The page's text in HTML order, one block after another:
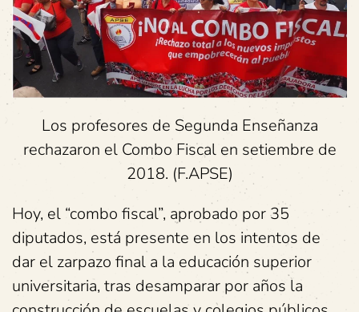
Los profesores de Segunda Enseñanza
rechazaron el Combo Fiscal en setiembre de
2018. (F.APSE)
Hoy, el “combo fiscal”, aprobado por 35
diputados, está presente en los intentos de
dar el zarpazo final a la educación superior
universitaria, tras desamparar por años la